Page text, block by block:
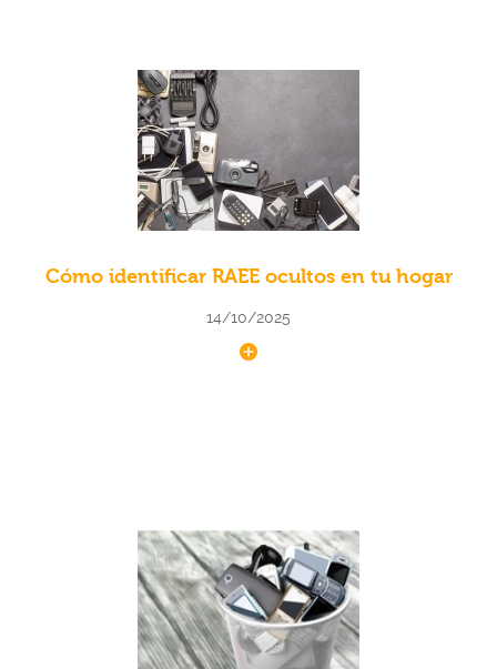
Cómo identificar RAEE ocultos en tu hogar
14/10/2025